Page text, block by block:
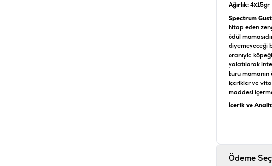
Ağırlık:4x15gr
Spectrum
hitap eden
ödül
diyemeyeceği
oranıyla
yalatılarak
kuru mamanın
içerikler ve
maddesi
İçerik ve
Ham Protein
Ödeme